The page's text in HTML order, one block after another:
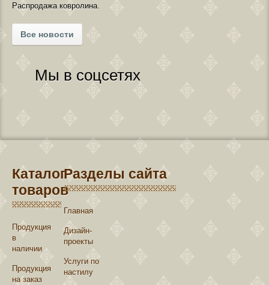
Распродажа ковролина.
Все новости
Мы в соцсетях
Каталог
товаров
Продукция
в
наличии
Продукция
на заказ
Разделы сайта
Главная
Дизайн-
проекты
Услуги по
настилу